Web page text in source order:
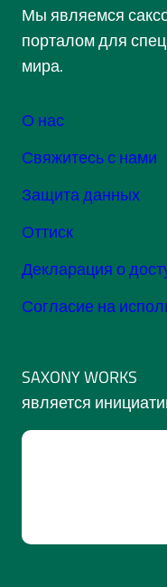
Мы являемся
порталом для
мира.
О нас
Свяжитесь с нами
Защита данных
Оттиск
Декларация о
Согласие на
SAXONY WORKS
является